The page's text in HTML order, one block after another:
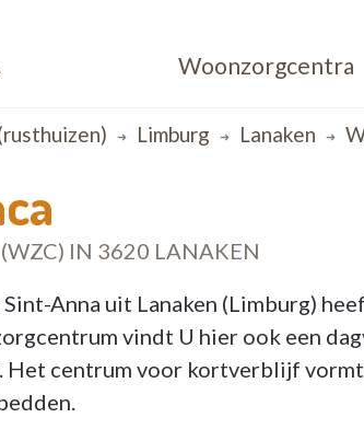
Woonzorgcentra
Limburg Lanaken
IN 3620 LANAKEN
Anna uit Lanaken (Limburg)
vindt U hier ook een
centrum voor kortverblijf vormt